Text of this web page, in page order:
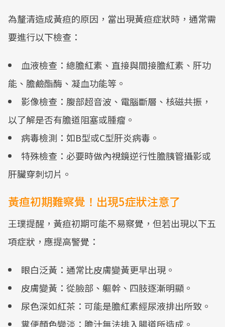
為釐清造成黃疸的原因，當出現黃疸症狀時，通常需
要進行以下檢查：
血液檢查：總膽紅素、直接與間接膽紅素、肝功
能、膽鹼酯酶、凝血功能等。
影像檢查：腹部超音波、電腦斷層、核磁共振，
以了解是否有膽道阻塞或腫瘤。
病毒檢測：如B型或C型肝炎病毒。
特殊檢查：必要時做內視鏡逆行性膽胰管攝影或
肝臟穿刺切片。
黃疸初期難察覺！出現5症狀注意了
王璞提醒，黃疸初期可能不易察覺，但若出現以下五
項症狀，應提高警覺：
眼白泛黃：通常比皮膚變黃更早出現。
皮膚變黃：從臉部、軀幹、四肢逐漸明顯。
尿色深如紅茶：可能是膽紅素經尿液排出所致。
糞便顏色變淡：膽汁無法排入腸道所造成。